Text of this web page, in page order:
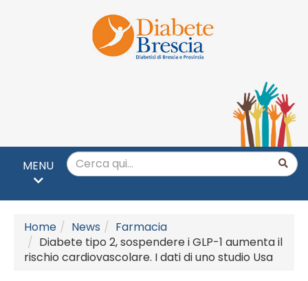
Home News
Farmacia
Diabete tipo 2, sospendere i GLP-1 aumenta il
rischio cardiovascolare. I dati di uno studio Usa